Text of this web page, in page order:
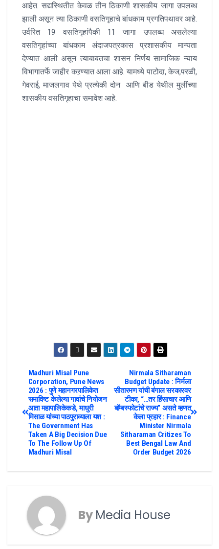
आहेत. सद्यस्थितीत केवळ तीन ठिकाणी शासकीय जागा उपलब्ध
झाली असून त्या ठिकाणी वसतिगृहाचे बांधकाम प्रगतिपथावर आहे.
उर्वरित 19 वसतिगृहांपैकी 11 जागा उपलब्ध असलेल्या
वसतिगृहांच्या बांधकाम अंदाजपत्रकास प्रशासकीय मान्यता
देण्यात आली असून त्याबाबतचा शासन निर्णय सामाजिक न्याय
विभागातर्फे जाहीर कऱण्यात आला आहे. यामध्ये पाटोदा, केज,परळी,
गेवराई, माजलगाव येथे प्रत्येकी दोन आणि बीड येथील मुलींच्या
शासकीय वसतिगृहाचा समावेश आहे.
Nirmala Sitharaman
Budget Update : निर्मला
सीतारमण यांची बंगाल सरकारवर
टीका, “…तर हिंसाचार आणि
बॉम्बस्फोटांचे राज्य” असते म्हणत
केला प्रहार : Finance
Minister Nirmala
Sitharaman Critizes To
Best Bengal Law And
Order Budget 2026
Madhuri Misal Pune
Corporation, Pune News
2026 : पुणे महानगरपालिकेत
समाविष्ट केलेल्या गावांचे नियोजन
आता महापालिकेकडे, माधुरी
मिसाळ यांच्या पाठपुराव्याला यश :
The Government Has
Taken A Big Decision Due
To The Follow Up Of
Madhuri Misal
By Media House